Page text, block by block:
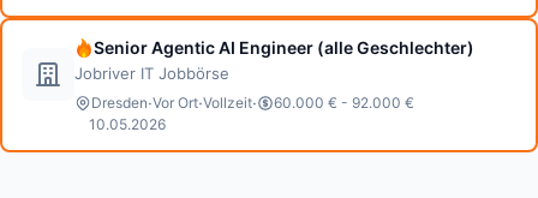
Senior Agentic AI Engineer (alle Geschlechter)
Jobriver IT Jobbörse
Dresden·Vor Ort·Vollzeit·
60.000 € - 92.000 €
10.05.2026